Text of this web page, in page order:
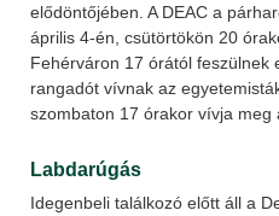
elődöntőjében. A DEAC a
április 4-én, csütörtökön 20
Fehérváron 17 órától feszülnek
rangadót vívnak az
szombaton 17 órakor vívja meg
Labdarúgás
Idegenbeli találkozó előtt áll a